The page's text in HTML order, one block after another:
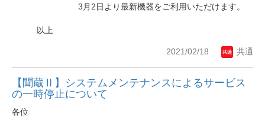
3月2日より最新機器をご利用いただけます。
以上
2021/02/18 共通
【聞蔵Ⅱ】システムメンテナンスによるサービス
の一時停止について
各位